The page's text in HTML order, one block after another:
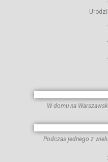
W domu na
Podczas jednego z